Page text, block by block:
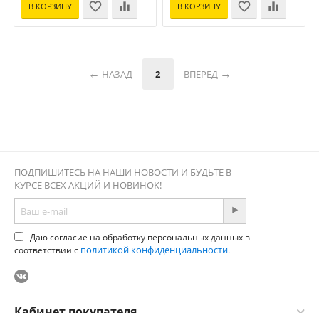
В КОРЗИНУ В КОРЗИНУ
НАЗАД 2 ВПЕРЕД
ПОДПИШИТЕСЬ НА НАШИ НОВОСТИ И БУДЬТЕ В
КУРСЕ ВСЕХ АКЦИЙ И НОВИНОК!
Даю согласие на обработку персональных данных в
соответствии с политикой конфиденциальности.